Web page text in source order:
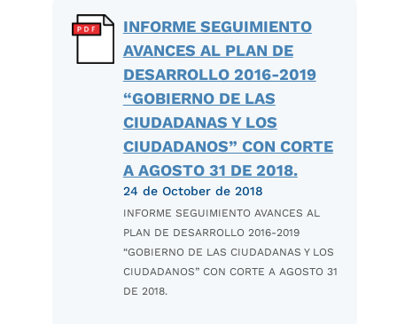
INFORME SEGUIMIENTO
AVANCES AL PLAN DE
DESARROLLO 2016-2019
“GOBIERNO DE LAS
CIUDADANAS Y LOS
CIUDADANOS” CON CORTE
A AGOSTO 31 DE 2018.
24 de October de 2018
INFORME SEGUIMIENTO AVANCES AL
PLAN DE DESARROLLO 2016-2019
“GOBIERNO DE LAS CIUDADANAS Y LOS
CIUDADANOS” CON CORTE A AGOSTO 31
DE 2018.